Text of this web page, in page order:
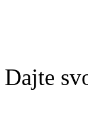
Dajte